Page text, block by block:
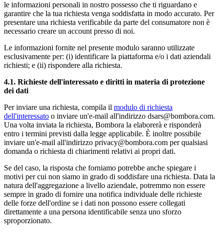
le informazioni personali in nostro possesso che ti riguardano e
garantire che la tua richiesta venga soddisfatta in modo accurato. Per
presentare una richiesta verificabile da parte del consumatore non è
necessario creare un account presso di noi.
Le informazioni fornite nel presente modulo saranno utilizzate
esclusivamente per: (i) identificare la piattaforma e/o i dati aziendali
richiesti; e (ii) rispondere alla richiesta.
4.1. Richieste dell'interessato e diritti in materia di protezione
dei dati
Per inviare una richiesta, compila il modulo di richiesta
dell'interessato o inviare un'e-mail all'indirizzo dsars@bombora.com.
Una volta inviata la richiesta, Bombora la elaborerà e risponderà
entro i termini previsti dalla legge applicabile. È inoltre possibile
inviare un'e-mail all'indirizzo privacy@bombora.com per qualsiasi
domanda o richiesta di chiarimenti relativi ai propri dati.
Se del caso, la risposta che forniamo potrebbe anche spiegare i
motivi per cui non siamo in grado di soddisfare una richiesta. Data la
natura dell'aggregazione a livello aziendale, potremmo non essere
sempre in grado di fornire una notifica individuale delle richieste
delle forze dell'ordine se i dati non possono essere collegati
direttamente a una persona identificabile senza uno sforzo
sproporzionato.